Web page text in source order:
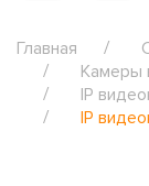
Главная
Камеры
IP
IP